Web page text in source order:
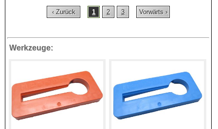
‹ Zurück 1 2 3 Vorwärts ›
Werkzeuge: